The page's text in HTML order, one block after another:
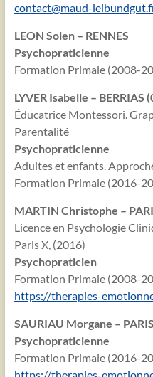
contact@maud-
LEON Solen – RENNES
Psychopraticienne
Formation Primale (2008-
LYVER Isabelle – BERRIAS
Éducatrice Montessori.
Parentalité
Psychopraticienne
Adultes et enfants.
Formation Primale (2016-
MARTIN Christophe –
Licence en Psychologie
Paris X, (2016)
Psychopraticien
Formation Primale (2008-
https://therapies-
SAURIAU Morgane –
Psychopraticienne
Formation Primale (2016-